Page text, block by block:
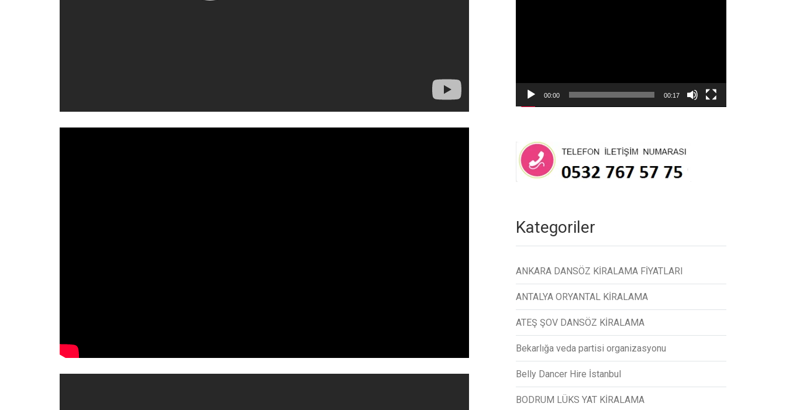
00:00 00:17
Kategoriler
ANKARA DANSÖZ KİRALAMA FİYATLARI
ANTALYA ORYANTAL KİRALAMA
ATEŞ ŞOV DANSÖZ KİRALAMA
Bekarlığa veda partisi organizasyonu
Belly Dancer Hire İstanbul
BODRUM LÜKS YAT KİRALAMA